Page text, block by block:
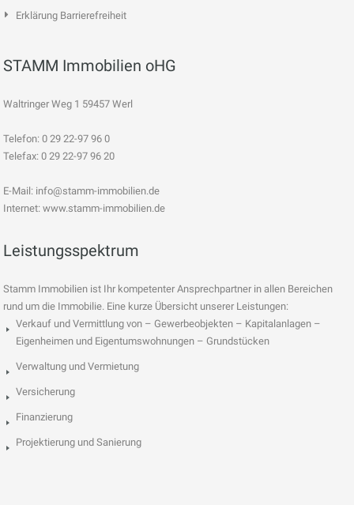
Erklärung Barrierefreiheit
STAMM Immobilien oHG
Waltringer Weg 1 59457 Werl
Telefon: 0 29 22-97 96 0
Telefax: 0 29 22-97 96 20
E-Mail: info@stamm-immobilien.de
Internet: www.stamm-immobilien.de
Leistungsspektrum
Stamm Immobilien ist Ihr kompetenter Ansprechpartner in allen Bereichen
rund um die Immobilie. Eine kurze Übersicht unserer Leistungen:
Verkauf und Vermittlung von – Gewerbeobjekten – Kapitalanlagen –
Eigenheimen und Eigentumswohnungen – Grundstücken
Verwaltung und Vermietung
Versicherung
Finanzierung
Projektierung und Sanierung